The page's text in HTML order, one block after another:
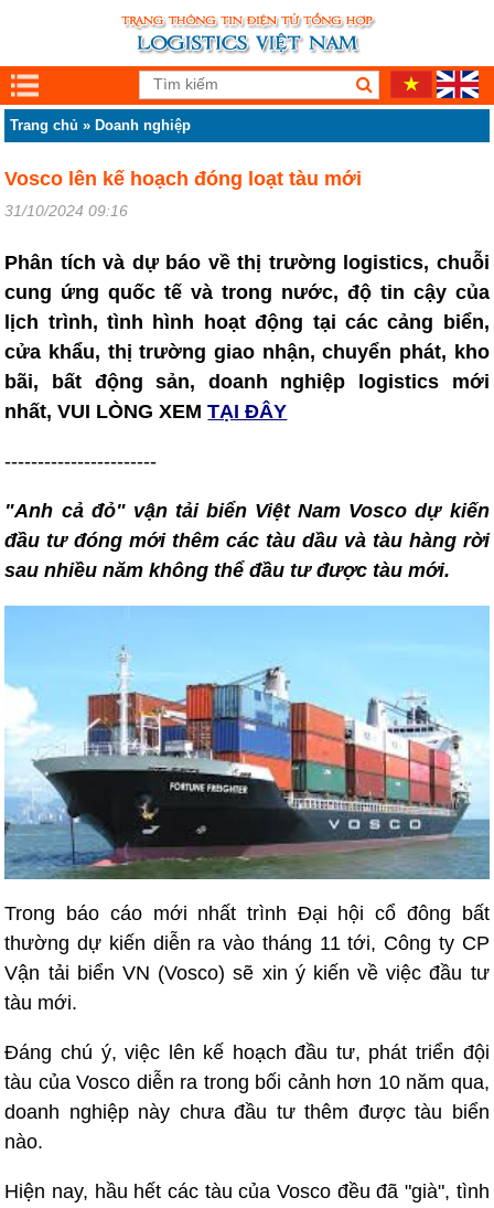
Trang chủ » Doanh nghiệp
Vosco lên kế hoạch đóng loạt tàu mới
31/10/2024 09:16
Phân tích và dự báo về thị trường logistics, chuỗi
cung ứng quốc tế và trong nước, độ tin cậy của
lịch trình, tình hình hoạt động tại các cảng biển,
cửa khẩu, thị trường giao nhận, chuyển phát, kho
bãi, bất động sản, doanh nghiệp logistics mới
nhất, VUI LÒNG XEM TẠI ĐÂY
-----------------------
"Anh cả đỏ" vận tải biển Việt Nam Vosco dự kiến
đầu tư đóng mới thêm các tàu dầu và tàu hàng rời
sau nhiều năm không thể đầu tư được tàu mới.
Trong báo cáo mới nhất trình Đại hội cổ đông bất
thường dự kiến diễn ra vào tháng 11 tới, Công ty CP
Vận tải biển VN (Vosco) sẽ xin ý kiến về việc đầu tư
tàu mới.
Đáng chú ý, việc lên kế hoạch đầu tư, phát triển đội
tàu của Vosco diễn ra trong bối cảnh hơn 10 năm qua,
doanh nghiệp này chưa đầu tư thêm được tàu biển
nào.
Hiện nay, hầu hết các tàu của Vosco đều đã "già", tình